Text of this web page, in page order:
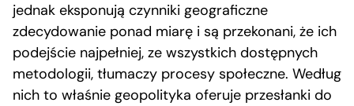
jednak eksponują czynniki geograficzne
zdecydowanie ponad miarę i są przekonani, że ich
podejście najpełniej, ze wszystkich dostępnych
metodologii, tłumaczy procesy społeczne. Według
nich to właśnie geopolityka oferuje przesłanki do